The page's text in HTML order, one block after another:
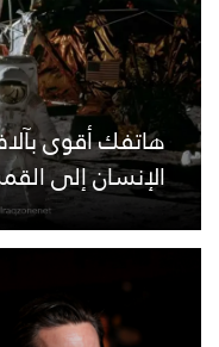
هاتفك أقوى
الإنسان إلى